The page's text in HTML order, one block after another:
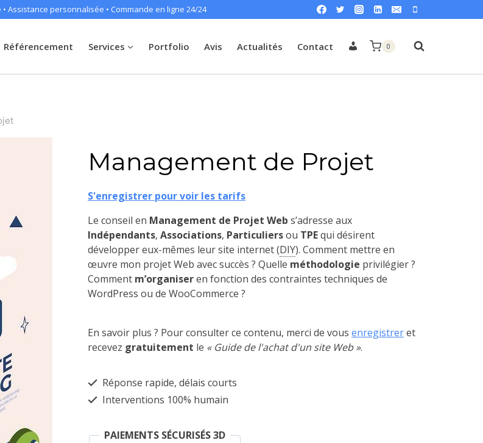
Assistance personnalisée • Commande en ligne 24/24
Référencement Services Portfolio Avis Actualités Contact
Mon
0
Management de Projet
S'enregistrer pour voir les tarifs
Le conseil en Management de Projet Web s’adresse aux
Indépendants,Associations, Particuliersou TPEqui désirent
développer eux-mêmes leur site internet(DIY). Comment mettre en
œuvre mon projet Web avec succès ? Quelle méthodologie privilégier ?
Comment m’organiseren fonction des contraintes techniques de
WordPress ou de WooCommerce ?
En savoir plus ? Pour consulter ce contenu, merci de vousenregistreret
recevez gratuitement le « Guide de l'achat d'un site Web ».
Réponse rapide, délais courts
Interventions 100% humain
PAIEMENTS SÉCURISÉS 3D